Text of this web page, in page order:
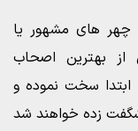
چهر های مشهور یا
بهترین اصحاب
ابتدا سخت نموده و
زده خواهند شد